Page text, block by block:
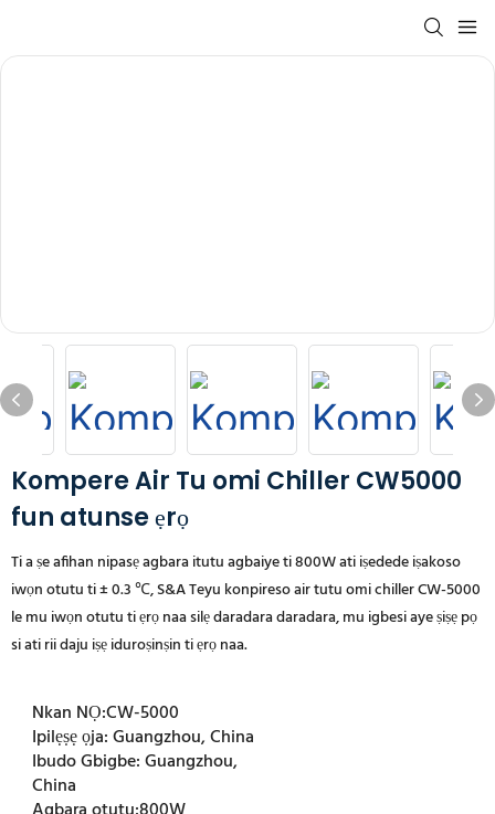
Kompere Air Tu omi Chiller CW5000
fun atunse ẹrọ
Ti a ṣe afihan nipasẹ agbara itutu agbaiye ti 800W ati iṣedede iṣakoso
iwọn otutu ti ± 0.3 ℃, S&A Teyu konpireso air tutu omi chiller CW-5000
le mu iwọn otutu ti ẹrọ naa silẹ daradara daradara, mu igbesi aye ṣiṣẹ pọ
si ati rii daju iṣẹ iduroṣinṣin ti ẹrọ naa.
Nkan NỌ:CW-5000
Ipilẹṣẹ ọja:Guangzhou, China
Ibudo Gbigbe:Guangzhou,
China